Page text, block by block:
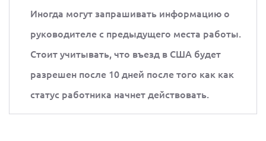
Иногда могут запрашивать информацию о
руководителе с предыдущего места работы.
Стоит учитывать, что въезд в США будет
разрешен после 10 дней после того как как
статус работника начнет действовать.